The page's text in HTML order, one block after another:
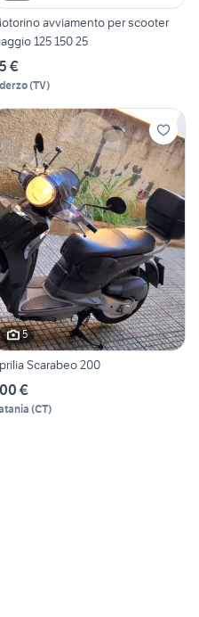
avviamento per scooter
125 150 25
€
(TV)
5
Scarabeo 200
€
(CT)